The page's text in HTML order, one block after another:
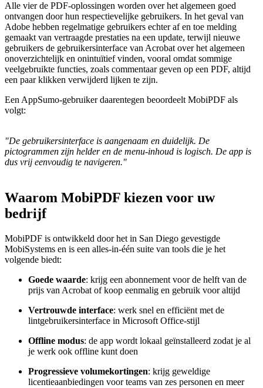
Alle vier de PDF-oplossingen worden over het algemeen goed
ontvangen door hun respectievelijke gebruikers. In het geval van
Adobe hebben regelmatige gebruikers echter af en toe melding
gemaakt van vertraagde prestaties na een update, terwijl nieuwe
gebruikers de gebruikersinterface van Acrobat over het algemeen
onoverzichtelijk en onintuïtief vinden, vooral omdat sommige
veelgebruikte functies, zoals commentaar geven op een PDF, altijd
een paar klikken verwijderd lijken te zijn.
Een AppSumo-gebruiker daarentegen beoordeelt MobiPDF als
volgt:
"De gebruikersinterface is aangenaam en duidelijk. De
pictogrammen zijn helder en de menu-inhoud is logisch. De app is
dus vrij eenvoudig te navigeren."
Waarom MobiPDF kiezen voor uw
bedrijf
MobiPDF is ontwikkeld door het in San Diego gevestigde
MobiSystems en is een alles-in-één suite van tools die je het
volgende biedt:
Goede waarde: krijg een abonnement voor de helft van de
prijs van Acrobat of koop eenmalig en gebruik voor altijd
Vertrouwde interface: werk snel en efficiënt met de
lintgebruikersinterface in Microsoft Office-stijl
Offline modus: de app wordt lokaal geïnstalleerd zodat je al
je werk ook offline kunt doen
Progressieve volumekortingen: krijg geweldige
licentieaanbiedingen voor teams van zes personen en meer